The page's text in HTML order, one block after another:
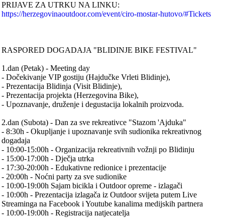
PRIJAVE ZA UTRKU NA LINKU:
https://herzegovinaoutdoor.com/event/ciro-mostar-hutovo/#Tickets
RASPORED DOGADAJA "BLIDINJE BIKE FESTIVAL"
1.dan (Petak) - Meeting day
- Dočekivanje VIP gostiju (Hajdučke Vrleti Blidinje),
- Prezentacija Blidinja (Visit Blidinje),
- Prezentacija projekta (Herzegovina Bike),
- Upoznavanje, druženje i degustacija lokalnih proizvoda.
2.dan (Subota) - Dan za sve rekreativce "Stazom 'Ajduka"
- 8:30h - Okupljanje i upoznavanje svih sudionika rekreativnog
dogadaja
- 10:00-15:00h - Organizacija rekreativnih vožnji po Blidinju
- 15:00-17:00h - Dječja utrka
- 17:30-20:00h - Edukativne redionice i prezentacije
- 20:00h - Noćni party za sve sudionike
- 10:00-19:00h Sajam bicikla i Outdoor opreme - izlagači
- 10:00h - Prezentacija izlagača iz Outdoor svijeta putem Live
Streaminga na Facebook i Youtube kanalima medijskih partnera
- 10:00-19:00h - Registracija natjecatelja